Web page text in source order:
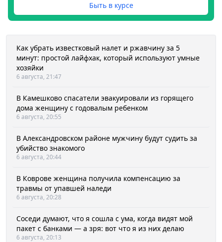
Быть в курсе
Как убрать известковый налет и ржавчину за 5
минут: простой лайфхак, который используют умные
хозяйки
6 августа, 21:47
В Камешково спасатели эвакуировали из горящего
дома женщину с годовалым ребенком
6 августа, 20:55
В Александровском районе мужчину будут судить за
убийство знакомого
6 августа, 20:44
В Коврове женщина получила компенсацию за
травмы от упавшей наледи
6 августа, 20:28
Соседи думают, что я сошла с ума, когда видят мой
пакет с банками — а зря: вот что я из них делаю
6 августа, 20:13